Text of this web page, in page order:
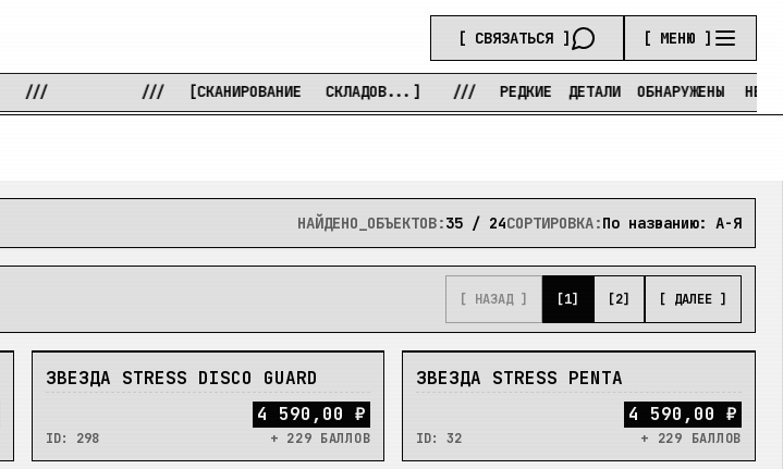
[ СВЯЗАТЬСЯ ] [ МЕНЮ ]
[СКАНИРОВАНИЕ СКЛАДОВ...] /// РЕДКИЕ ДЕТАЛИ ОБНАРУЖЕНЫ НЕ СРАЗУ
НАЙДЕНО_ОБЪЕКТОВ:35 / 24СОРТИРОВКА:По названию: А-Я
[ НАЗАД ] [1] [2] [ ДАЛЕЕ ]
НЕТ
ЗВЕЗДА STRESS DISCO GUARD
ID: 298
4 590,00 ₽
+ 229 БАЛЛОВ
НЕТ
ЗВЕЗДА STRESS PENTA
ID:32
4 590,00 ₽
+ 229 БАЛЛОВ